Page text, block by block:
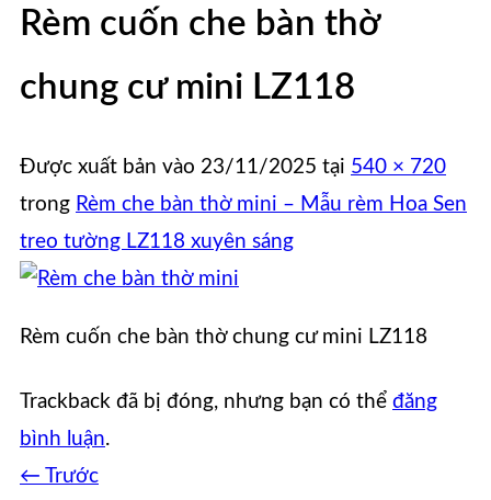
Rèm cuốn che bàn thờ
chung cư mini LZ118
Được xuất bản vào 23/11/2025 tại 540 × 720
trong Rèm che bàn thờ mini – Mẫu rèm Hoa Sen
treo tường LZ118 xuyên sáng
Rèm cuốn che bàn thờ chung cư mini LZ118
Trackback đã bị đóng, nhưng bạn có thể đăng
bình luận.
← Trước